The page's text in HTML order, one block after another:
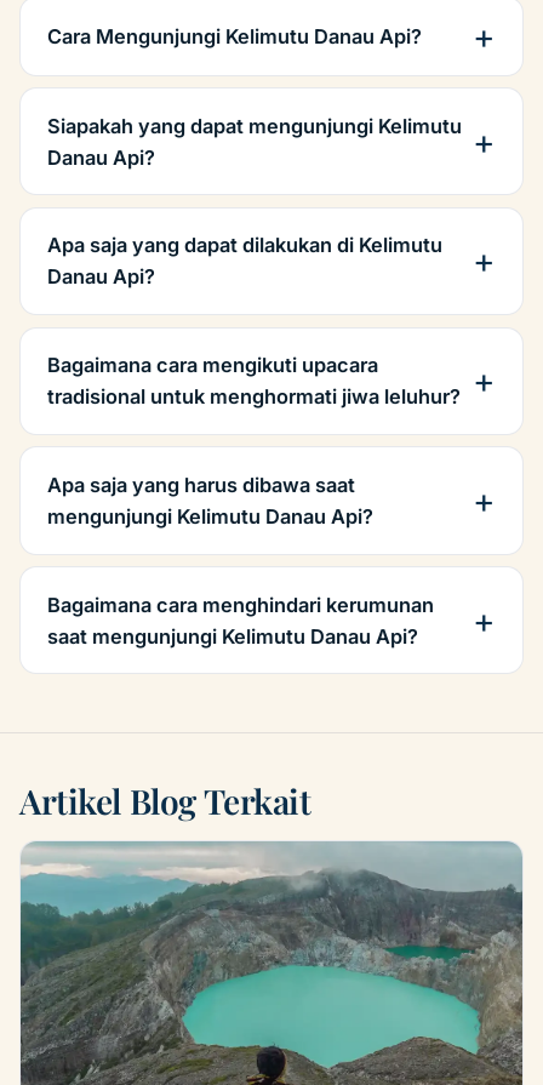
Cara Mengunjungi Kelimutu Danau Api?
Siapakah yang dapat mengunjungi Kelimutu
Danau Api?
Apa saja yang dapat dilakukan di Kelimutu
Danau Api?
Bagaimana cara mengikuti upacara
tradisional untuk menghormati jiwa leluhur?
Apa saja yang harus dibawa saat
mengunjungi Kelimutu Danau Api?
Bagaimana cara menghindari kerumunan
saat mengunjungi Kelimutu Danau Api?
Artikel Blog Terkait